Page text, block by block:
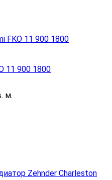
11 900 1800
м.